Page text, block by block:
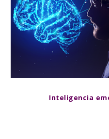
Inteligencia